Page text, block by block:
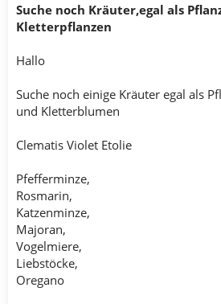
Suche noch Kräuter,egal als
Kletterpflanzen
Hallo
Suche noch einige Kräuter egal als
und Kletterblumen
Clematis Violet Etolie
Pfefferminze,
Rosmarin,
Katzenminze,
Majoran,
Vogelmiere,
Liebstöcke,
Oregano